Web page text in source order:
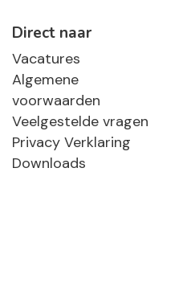
Direct naar
Vacatures
Algemene
voorwaarden
Veelgestelde vragen
Privacy Verklaring
Downloads